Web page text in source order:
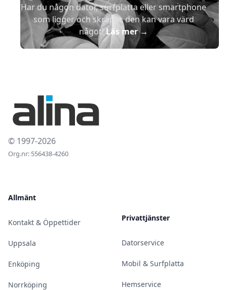
Har du någon dator, surfplatta eller smartphone
som ligger och skräpar, den kan vara värd
något!Läs mer→
© 1997-2026
Org.nr: 556438-4260
Allmänt
Kontakt & Öppettider
Uppsala
Enköping
Norrköping
Privattjänster
Datorservice
Mobil & Surfplatta
Hemservice